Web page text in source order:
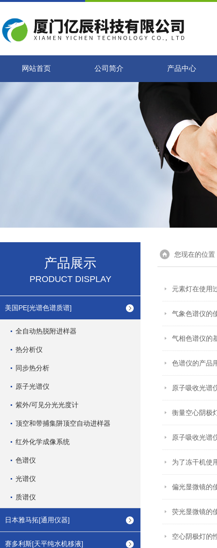
网站首页 公司简介 产品中心
产品展示
PRODUCT DISPLAY
美国PE[光谱色谱质谱]
全自动热脱附进样器
热分析仪
同步热分析
原子光谱仪
紫外/可见分光光度计
顶空和带捕集阱顶空自动进样器
红外化学成像系统
色谱仪
光谱仪
质谱仪
日本雅马拓[通用仪器]
赛多利斯[天平纯水机移液]
您现在的位置
元素灯在使用
气象色谱仪的
气相色谱仪的
色谱仪的产品
原子吸收光谱
衡量空心阴极
原子吸收光谱
为了冻干机使
偏光显微镜的
荧光显微镜的
空心阴极灯的